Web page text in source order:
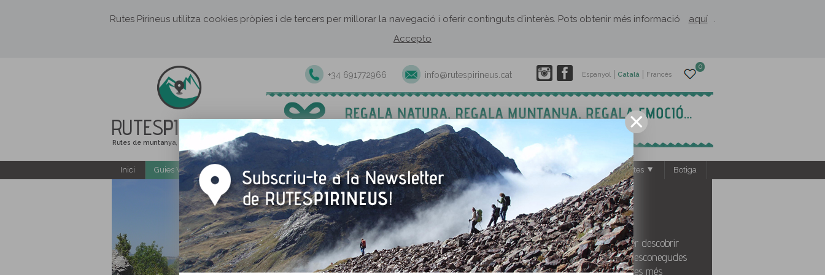
Rutes Pirineus utilitza cookies pròpies i de tercers per millorar la navegació i oferir continguts d´interès. Pots obtenir més informació aquí
.
Accepto
RUTESPIRINEUS
Rutes de muntanya, senderisme i excursions
0
Espanyol Català Francès
+34 691772966 info@rutespirineus.cat
Inici Guies Web i PDF gratuïtes Excursions i activitats guiades Rutes autoguiades Establiments El Rusc: projectes Botiga
Sapeira
El nucli de Sapeira és el punt de partida ideal per descobrir
els secrets de la Terreta, una de les zones més desconegudes
del Prepirineu català però, se'ns dubte, una de les més